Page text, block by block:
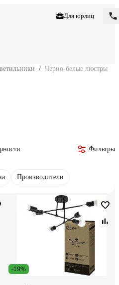
Для юрлиц
/ Черно-белые люстры
Фильтры
Производители
-19%